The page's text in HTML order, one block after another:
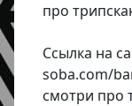
про
Ссылка на
soba.com/
смотри про